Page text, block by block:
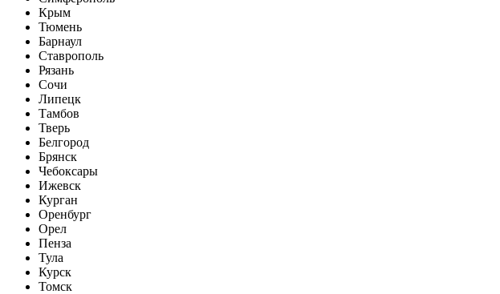
Крым
Тюмень
Барнаул
Ставрополь
Рязань
Сочи
Липецк
Тамбов
Тверь
Белгород
Брянск
Чебоксары
Ижевск
Курган
Оренбург
Орел
Пенза
Тула
Курск
Томск